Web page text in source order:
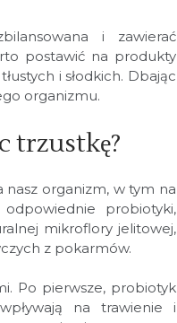
i zawierać
postawić na produkty
i słodkich. Dbając
organizmu.
trzustkę?
nasz organizm, w tym na
probiotyki,
mikroflory jelitowej,
z pokarmów.
Po pierwsze, probiotyk
na trawienie i